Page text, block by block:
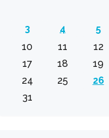
3
4 5
10
11 12
17
18 19
24
25 26
31